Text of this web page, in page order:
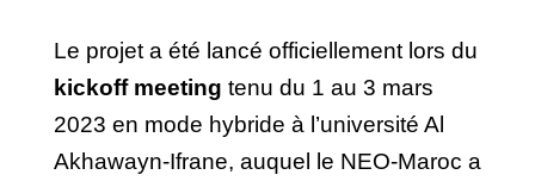
Le projet a été lancé officiellement lors du
kickoff meeting tenu du 1 au 3 mars
2023 en mode hybride à l’université Al
Akhawayn-Ifrane, auquel le NEO-Maroc a